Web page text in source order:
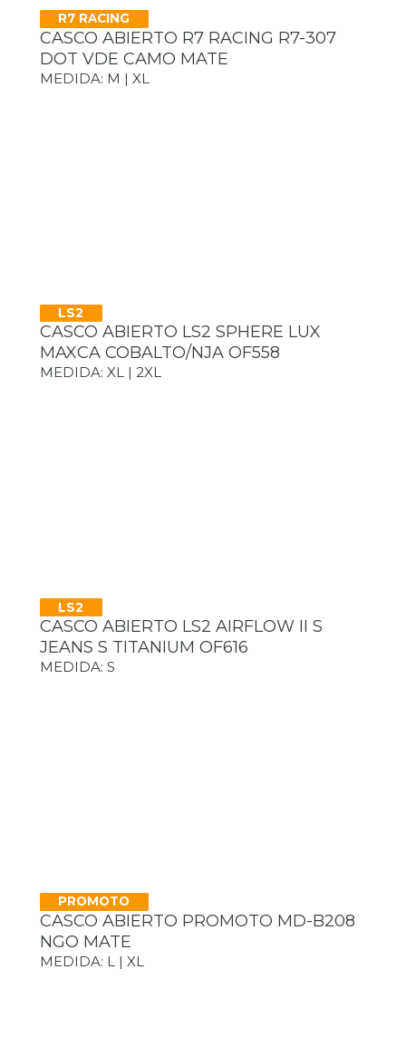
R7 RACING
CASCO ABIERTO R7 RACING R7-307
DOT VDE CAMO MATE
MEDIDA: M | XL
LS2
CASCO ABIERTO LS2 SPHERE LUX
MAXCA COBALTO/NJA OF558
MEDIDA: XL | 2XL
LS2
CASCO ABIERTO LS2 AIRFLOW II S
JEANS S TITANIUM OF616
MEDIDA: S
PROMOTO
CASCO ABIERTO PROMOTO MD-B208
NGO MATE
MEDIDA: L | XL